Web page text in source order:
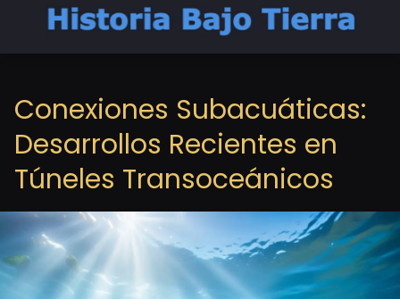
Conexiones Subacuáticas:
Desarrollos Recientes en
Túneles Transoceánicos